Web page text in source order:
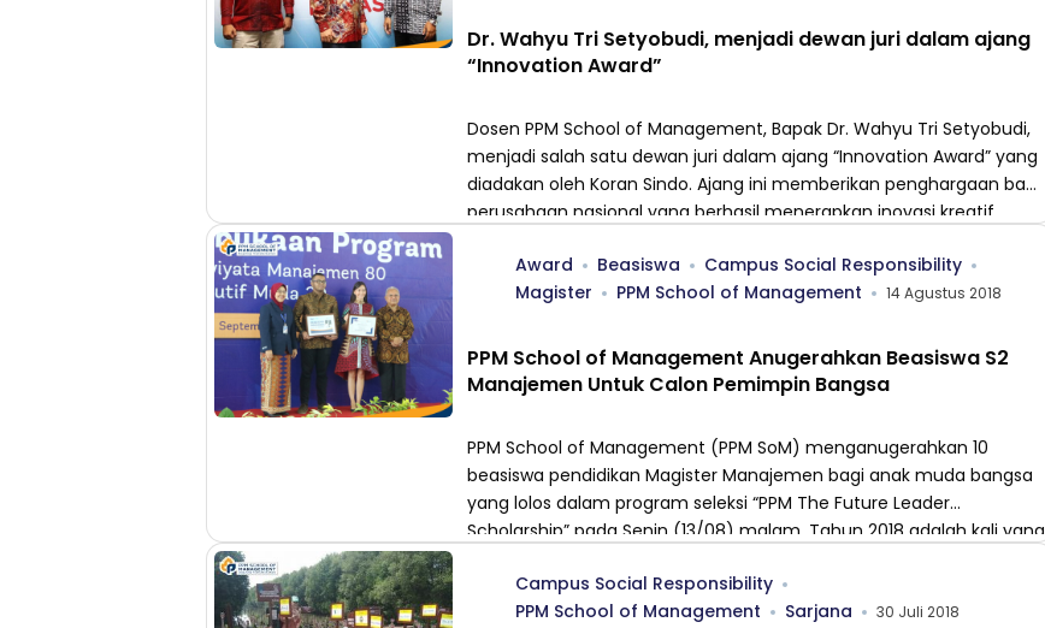
Dr. Wahyu Tri Setyobudi, menjadi dewan juri dalam ajang
“Innovation Award”
Dosen PPM School of Management, Bapak Dr. Wahyu Tri Setyobudi,
menjadi salah satu dewan juri dalam ajang “Innovation Award” yang
diadakan oleh Koran Sindo. Ajang ini memberikan penghargaan bagi
perusahaan nasional yang berhasil menerapkan inovasi kreatif
Indonesia, PPM School of Management senantiasa berkontribusi
dalam pengembangan ilmu manajemen […]
Award Beasiswa
Campus Social Responsibility
Magister
PPM School of Management 14 Agustus 2018
PPM School of Management Anugerahkan Beasiswa S2
Manajemen Untuk Calon Pemimpin Bangsa
PPM School of Management (PPM SoM) menganugerahkan 10
beasiswa pendidikan Magister Manajemen bagi anak muda bangsa
yang lolos dalam program seleksi “PPM The Future Leader
Scholarship” pada Senin (13/08) malam. Tahun 2018 adalah kali yang
Kadarman ini. Seluruh peserta yang memperoleh beasiswa,
sebelumnya harus mengikuti rangkaian […]
Campus Social Responsibility
PPM School of Management
Sarjana 30 Juli 2018